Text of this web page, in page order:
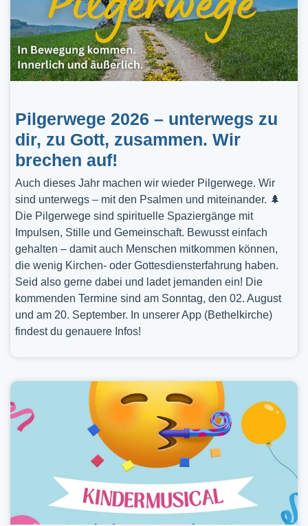
Pilgerwege 2026 – unterwegs zu
dir, zu Gott, zusammen. Wir
brechen auf!
Auch dieses Jahr machen wir wieder Pilgerwege. Wir
sind unterwegs – mit den Psalmen und miteinander. 🌲
Die Pilgerwege sind spirituelle Spaziergänge mit
Impulsen, Stille und Gemeinschaft. Bewusst einfach
gehalten – damit auch Menschen mitkommen können,
die wenig Kirchen- oder Gottesdiensterfahrung haben.
Seid also gerne dabei und ladet jemanden ein! Die
kommenden Termine sind am Sonntag, den 02. August
und am 20. September. In unserer App (Bethelkirche)
findest du genauere Infos!